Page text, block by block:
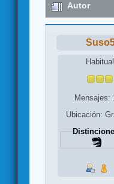
Autor
Habitual
Mensajes:
Ubicación: